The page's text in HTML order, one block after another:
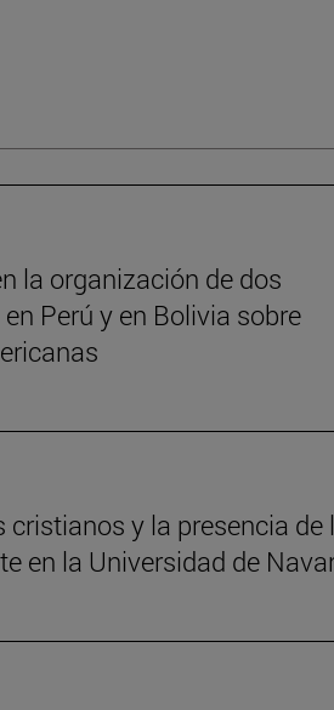
la organización de dos
Perú y en Bolivia sobre
cristianos y la presencia de
en la Universidad de